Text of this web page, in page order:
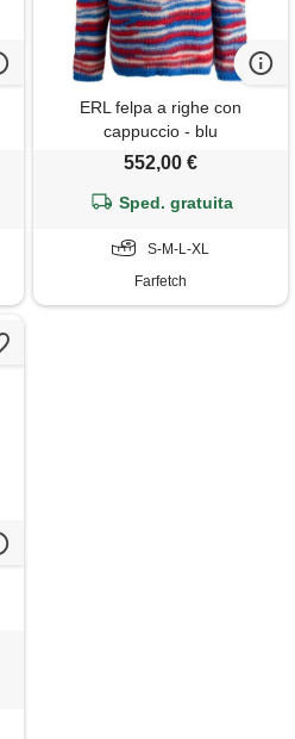
ERL felpa a righe con
cappuccio - blu
552,00 €
Sped. gratuita
S-M-L-XL
Farfetch